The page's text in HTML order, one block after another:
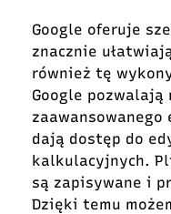
Google oferuje
znacznie
również tę
Google pozwalają
dają dostęp do
kalkulacyjnych.
są zapisywane i
Dzięki temu